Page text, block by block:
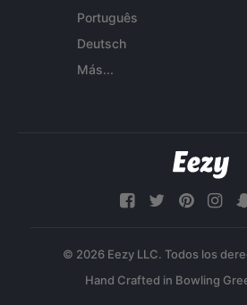
Português
Deutsch
Más...
© 2026 Eezy LLC. Todos los